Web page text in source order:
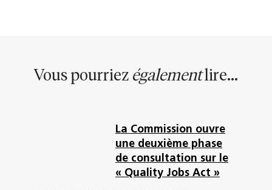
Vous pourriez égalementlire...
La Commission ouvre
une deuxième phase
de consultation sur le
« Quality Jobs Act »